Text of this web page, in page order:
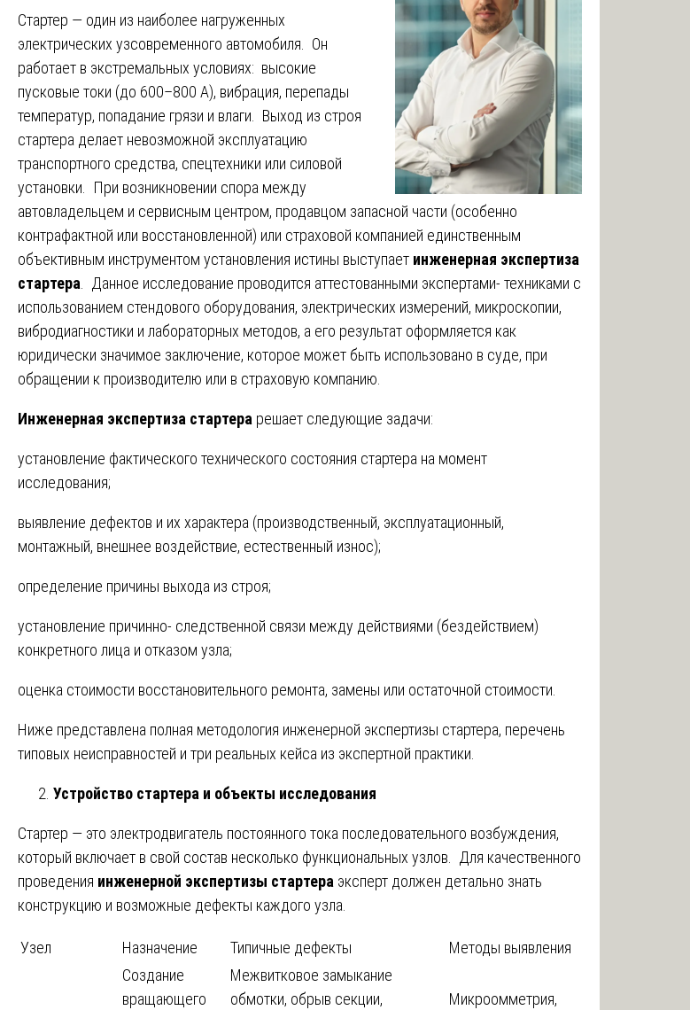
Стартер — один из наиболее нагруженных
электрических узсовременного автомобиля. Он
работает в экстремальных условиях: высокие
пусковые токи (до 600–800 А), вибрация, перепады
температур, попадание грязи и влаги. Выход из строя
стартера делает невозможной эксплуатацию
транспортного средства, спецтехники или силовой
установки. При возникновении спора между
автовладельцем и сервисным центром, продавцом запасной части (особенно
контрафактной или восстановленной) или страховой компанией единственным
объективным инструментом установления истины выступает инженерная экспертиза
стартера . Данное исследование проводится аттестованными экспертами- техниками с
использованием стендового оборудования, электрических измерений, микроскопии,
вибродиагностики и лабораторных методов, а его результат оформляется как
юридически значимое заключение, которое может быть использовано в суде, при
обращении к производителю или в страховую компанию.
Инженерная экспертиза стартера решает следующие задачи:
установление фактического технического состояния стартера на момент
исследования;
выявление дефектов и их характера (производственный, эксплуатационный,
монтажный, внешнее воздействие, естественный износ);
определение причины выхода из строя;
установление причинно- следственной связи между действиями (бездействием)
конкретного лица и отказом узла;
оценка стоимости восстановительного ремонта, замены или остаточной стоимости.
Ниже представлена полная методология инженерной экспертизы стартера, перечень
типовых неисправностей и три реальных кейса из экспертной практики.
Устройство стартера и объекты исследования
Стартер — это электродвигатель постоянного тока последовательного возбуждения,
который включает в свой состав несколько функциональных узлов. Для качественного
проведения инженерной экспертизы стартера эксперт должен детально знать
конструкцию и возможные дефекты каждого узла.
Узел Назначение Типичные дефекты Методы выявления
Создание
вращающего
Межвитковое замыкание
обмотки, обрыв секции,
Микроомметрия,